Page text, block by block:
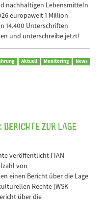
nachhaltigen Lebensmitteln
europaweit 1 Million
14.400 Unterschriften
und unterschreibe jetzt!
Aktuell Monitoring News
Berichte zur Lage
veröffentlicht FIAN
von
einen Bericht über die Lage
Rechte (WSK-
über die